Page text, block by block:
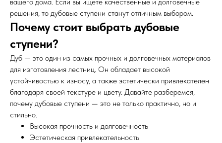
решения, то дубовые ступени станут отличным выбором.
Почему стоит выбрать дубовые
ступени?
Дуб — это один из самых прочных и долговечных материалов
для изготовления лестниц. Он обладает высокой
устойчивостью к износу, а также эстетически привлекателен
благодаря своей текстуре и цвету. Давайте разберемся,
почему дубовые ступени — это не только практично, но и
стильно.
Высокая прочность и долговечность
Эстетическая привлекательность